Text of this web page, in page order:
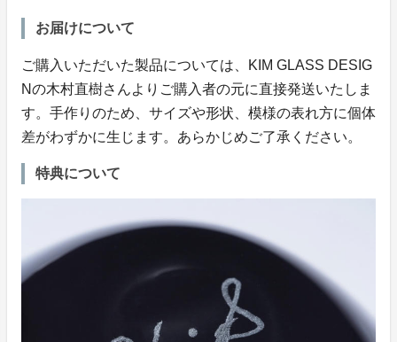
お届けについて
ご購入いただいた製品については、KIM GLASS DESIG
Nの木村直樹さんよりご購入者の元に直接発送いたしま
す。手作りのため、サイズや形状、模様の表れ方に個体
差がわずかに生じます。あらかじめご了承ください。
特典について